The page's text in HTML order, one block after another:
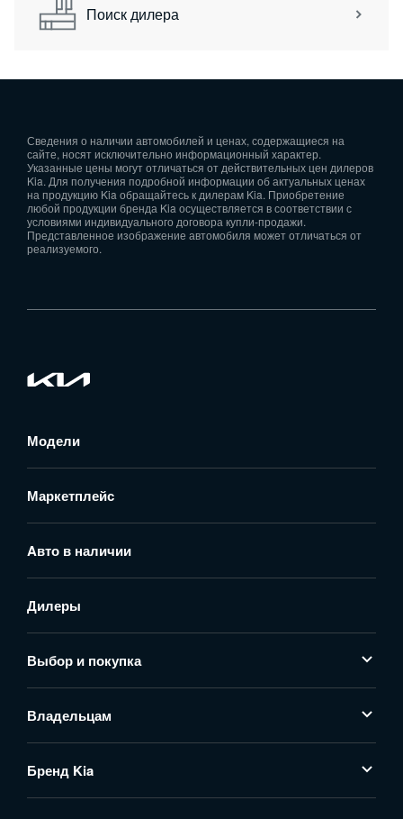
Поиск дилера
Сведения о наличии автомобилей и ценах, содержащиеся на
сайте, носят исключительно информационный характер.
Указанные цены могут отличаться от действительных цен дилеров
Kia. Для получения подробной информации об актуальных ценах
на продукцию Kia обращайтесь к дилерам Kia. Приобретение
любой продукции бренда Kia осуществляется в соответствии с
условиями индивидуального договора купли-продажи.
Представленное изображение автомобиля может отличаться от
реализуемого.
Модели
Маркетплейс
Aвто в наличии
Дилеры
Выбор и покупка
Владельцам
Бренд Kia